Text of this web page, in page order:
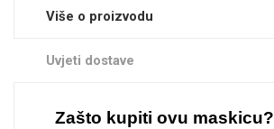
Više o proizvodu
Uvjeti dostave
Zašto kupiti ovu maskicu?